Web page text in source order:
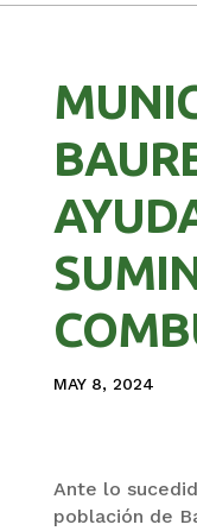
MAY 8, 2024
Ante lo
población de